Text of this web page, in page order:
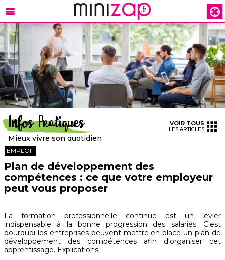
Infos Pratiques
Mieux vivre son quotidien
VOIR TOUS
LES ARTICLES
EMPLOI
Plan de développement des
compétences : ce que votre employeur
peut vous proposer
La formation professionnelle continue est un levier
indispensable à la bonne progression des salariés. C'est
pourquoi les entreprises peuvent mettre en place un plan de
développement des compétences afin d'organiser cet
apprentissage. Explications.